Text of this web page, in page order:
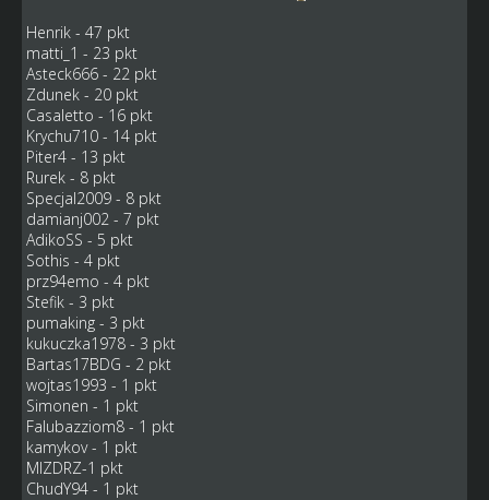
Henrik - 47 pkt
matti_1 - 23 pkt
Asteck666 - 22 pkt
Zdunek - 20 pkt
Casaletto - 16 pkt
Krychu710 - 14 pkt
Piter4 - 13 pkt
Rurek - 8 pkt
Specjal2009 - 8 pkt
damianj002 - 7 pkt
AdikoSS - 5 pkt
Sothis - 4 pkt
prz94emo - 4 pkt
Stefik - 3 pkt
pumaking - 3 pkt
kukuczka1978 - 3 pkt
Bartas17BDG - 2 pkt
wojtas1993 - 1 pkt
Simonen - 1 pkt
Falubazziom8 - 1 pkt
kamykov - 1 pkt
MIZDRZ-1 pkt
ChudY94 - 1 pkt